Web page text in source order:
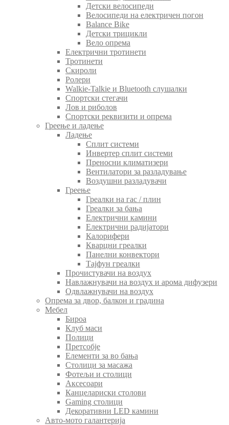
Детски велосипеди
Велосипеди на електричен погон
Balance Bike
Детски трицикли
Вело опрема
Електрични тротинети
Тротинети
Скироли
Ролери
Walkie-Talkie и Bluetooth слушалки
Спортски стегачи
Лов и риболов
Спортски реквизити и опрема
Греење и ладење
Ладење
Сплит системи
Инвертер сплит системи
Преносни климатизери
Вентилатори за разладување
Воздушни разладувачи
Греење
Греалки на гас / плин
Греалки за бања
Електрични камини
Електрични радијатори
Калорифери
Кварцни греалки
Панелни конвектори
Тајфун греалки
Прочистувачи на воздух
Навлажнувачи на воздух и арома дифузери
Одвлажнувачи на воздух
Опрема за двор, балкон и градина
Мебел
Бироа
Клуб маси
Полици
Претсобје
Елементи за во бања
Столици за масажа
Фотељи и столици
Аксесоари
Канцелариски столови
Gaming столици
Декоративни LED камини
Авто-мото галантерија